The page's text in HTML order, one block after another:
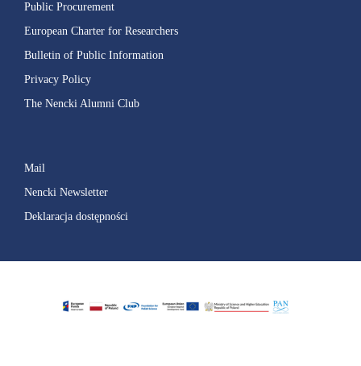
Public Procurement
European Charter for Researchers
Bulletin of Public Information
Privacy Policy
The Nencki Alumni Club
Mail
Nencki Newsletter
Deklaracja dostępności